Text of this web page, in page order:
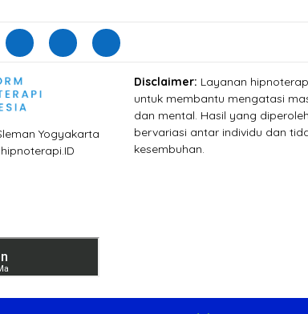
Yogyakarta
Disclaimer: Layanan
untuk membantu mengatasi
dan mental. Hasil yang
bervariasi antar individu dan
kesembuhan.